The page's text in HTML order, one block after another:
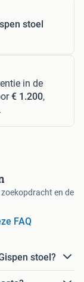
stoel
in de
€ 1.200,
en de
FAQ
stoel?